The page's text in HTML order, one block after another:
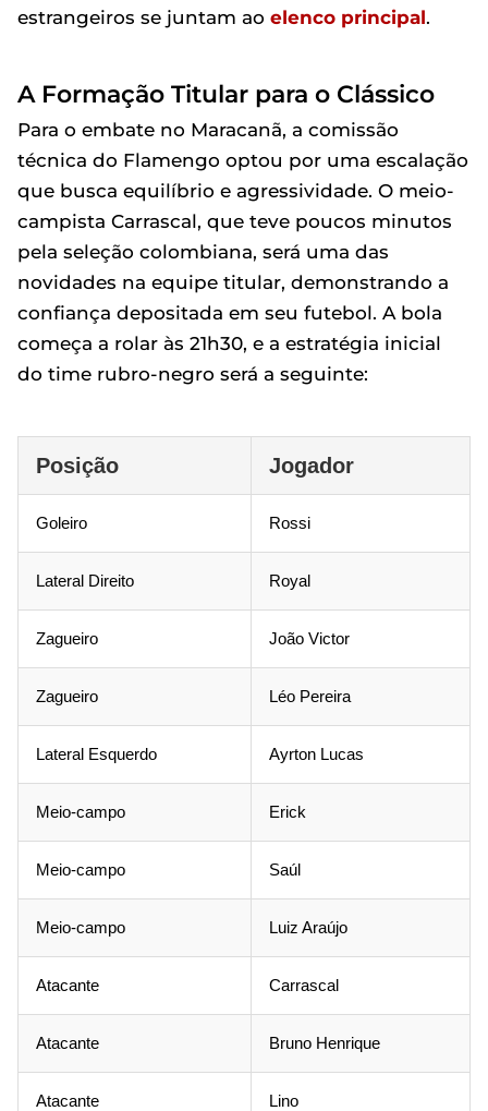
estrangeiros se juntam ao elenco principal.
A Formação Titular para o Clássico
Para o embate no Maracanã, a comissão
técnica do Flamengo optou por uma escalação
que busca equilíbrio e agressividade. O meio-
campista Carrascal, que teve poucos minutos
pela seleção colombiana, será uma das
novidades na equipe titular, demonstrando a
confiança depositada em seu futebol. A bola
começa a rolar às 21h30, e a estratégia inicial
do time rubro-negro será a seguinte:
Posição Jogador
Goleiro Rossi
Lateral Direito Royal
Zagueiro João Victor
Zagueiro Léo Pereira
Lateral Esquerdo Ayrton Lucas
Meio-campo Erick
Meio-campo Saúl
Meio-campo Luiz Araújo
Atacante Carrascal
Atacante Bruno Henrique
Atacante Lino